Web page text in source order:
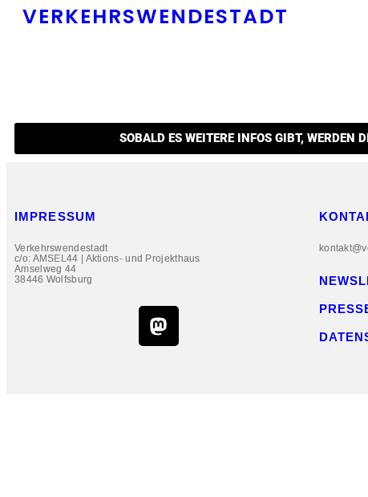
VERKEHRSWENDESTADT
SOBALD ES WEI­TE­RE INFOS GIBT, WER­DEN
IMPRESSUM
Verkehrswendestadt
c/o: AMSEL44 | Aktions- und Projekthaus
Amselweg 44
38446 Wolfsburg